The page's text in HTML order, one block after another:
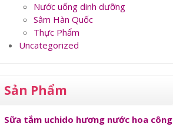
Nước uống dinh dưỡng
Sâm Hàn Quốc
Thực Phẩm
Uncategorized
Sản Phẩm
Sữa tắm uchido hương nước hoa công